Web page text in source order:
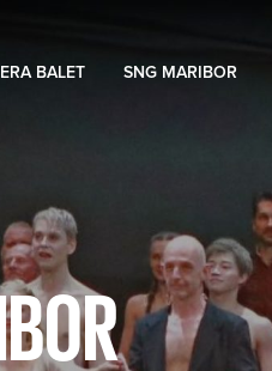
BALET SNG MARIBOR